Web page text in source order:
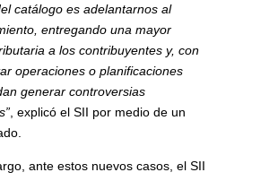
catálogo es adelantarnos al
entregando una mayor
a los contribuyentes y, con
operaciones o planificaciones
generar controversias
, explicó el SII por medio de un
ante estos nuevos casos, el SII